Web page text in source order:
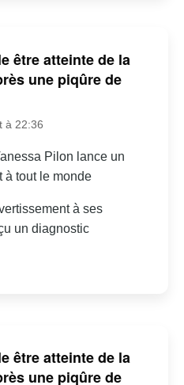
être atteinte de la
une piqûre de
à 22:36
Pilon lance un
à tout le monde
à ses
un diagnostic
être atteinte de la
une piqûre de